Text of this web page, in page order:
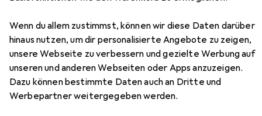
Wenn du allem zustimmst, können wir diese Daten darüber
hinaus nutzen, um dir personalisierte Angebote zu zeigen,
unsere Webseite zu verbessern und gezielte Werbung auf
unseren und anderen Webseiten oder Apps anzuzeigen.
Dazu können bestimmte Daten auch an Dritte und
Werbepartner weitergegeben werden.
Fashion
Hier findest du passendes Zubehör zum Produkt
RealPower PB-4000 Fashion aus der Kategorie USB
Kabel.